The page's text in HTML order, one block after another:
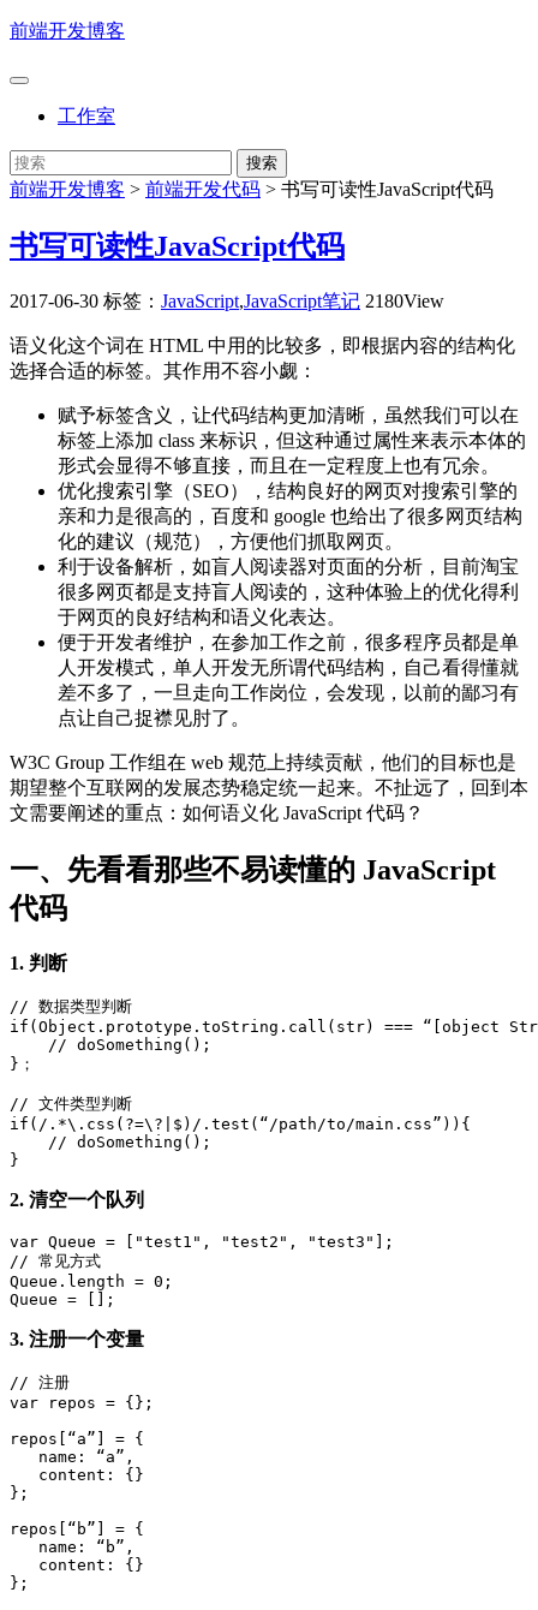
前端开发博客
工作室
前端开发博客 > 前端开发代码 > 书写可读性JavaScript代码
书写可读性JavaScript代码
2017-06-30 标签： JavaScript,JavaScript笔记 2180View
语义化这个词在 HTML 中用的比较多，即根据内容的结构化
选择合适的标签。其作用不容小觑：
赋予标签含义，让代码结构更加清晰，虽然我们可以在
标签上添加 class 来标识，但这种通过属性来表示本体的
形式会显得不够直接，而且在一定程度上也有冗余。
优化搜索引擎（SEO），结构良好的网页对搜索引擎的
亲和力是很高的，百度和 google 也给出了很多网页结构
化的建议（规范），方便他们抓取网页。
利于设备解析，如盲人阅读器对页面的分析，目前淘宝
很多网页都是支持盲人阅读的，这种体验上的优化得利
于网页的良好结构和语义化表达。
便于开发者维护，在参加工作之前，很多程序员都是单
人开发模式，单人开发无所谓代码结构，自己看得懂就
差不多了，一旦走向工作岗位，会发现，以前的鄙习有
点让自己捉襟见肘了。
W3C Group 工作组在 web 规范上持续贡献，他们的目标也是
期望整个互联网的发展态势稳定统一起来。不扯远了，回到本
文需要阐述的重点：如何语义化 JavaScript 代码？
一、先看看那些不易读懂的 JavaScript
代码
1. 判断
// 数据类型判断
if(Object.prototype.toString.call(str) === “[object
    // doSomething();
}；
// 文件类型判断
if(/.*\.css(?=\?|$)/.test(“/path/to/main.css”)){
    // doSomething();
2. 清空一个队列
var Queue = ["test1", "test2", "test3"];
// 常见方式
Queue.length = 0;
3. 注册一个变量
// 注册
var repos = {};
repos[“a”] = {
   name: “a”,
   content: {}
};
repos[“b”] = {
   name: “b”,
   content: {}